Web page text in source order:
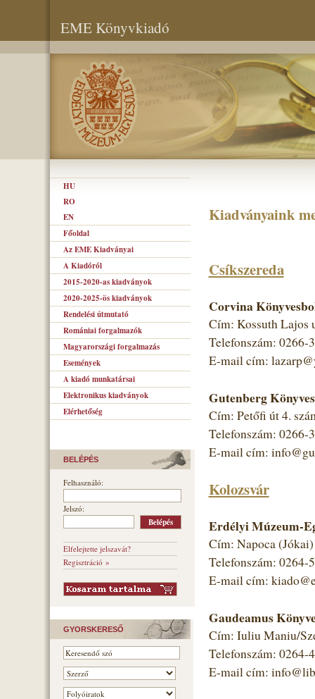
EME Könyvkiadó
HU
RO
EN
Főoldal
Az EME Kiadványai
A Kiadóról
2015-2020-as kiadványok
2020-2025-ös kiadványok
Rendelési útmutató
Romániai forgalmazók
Magyarországi forgalmazás
Események
A kiadó munkatársai
Elektronikus kiadványok
Elérhetőség
BELÉPÉS
Felhasználó:
Jelszó:
Elfelejtette jelszavát?
Regisztráció »
GYORSKERESŐ
Kiadványaink
Csíkszereda
Corvina
Cím: Kossuth Lajos
Telefonszám: 0266-
E-mail cím:
Gutenberg
Cím: Petőfi út 4.
Telefonszám: 0266-
E-mail cím:
Kolozsvár
Erdélyi Múzeum-
Cím: Napoca
Telefonszám: 0264-
E-mail cím:
Gaudeamus
Cím: Iuliu Maniu/
Telefonszám: 0264-
E-mail cím: